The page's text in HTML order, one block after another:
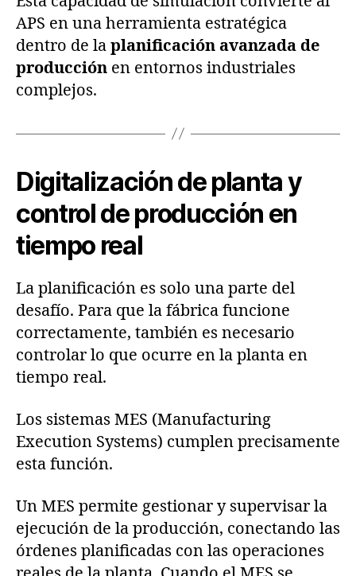
APS en una herramienta estratégica
dentro de la planificación avanzada de
producción en entornos industriales
complejos.
Digitalización de planta y
control de producción en
tiempo real
La planificación es solo una parte del
desafío. Para que la fábrica funcione
correctamente, también es necesario
controlar lo que ocurre en la planta en
tiempo real.
Los sistemas MES (Manufacturing
Execution Systems) cumplen precisamente
esta función.
Un MES permite gestionar y supervisar la
ejecución de la producción, conectando las
órdenes planificadas con las operaciones